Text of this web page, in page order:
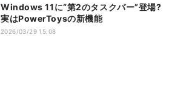
Windows 11に“第2のタスクバー”登場?
実はPowerToysの新機能
2026/03/29 15:08